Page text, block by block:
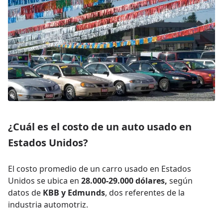
¿Cuál es el costo de un auto usado en
Estados Unidos?
El costo promedio de un carro usado en Estados
Unidos se ubica en 28.000-29.000 dólares, según
datos de KBB y Edmunds, dos referentes de la
industria automotriz.